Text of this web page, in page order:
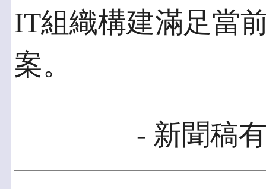
IT組織構建滿足當
案。
- 新聞稿